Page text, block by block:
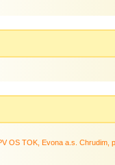
OS TOK, Evona a.s. Chrudim,